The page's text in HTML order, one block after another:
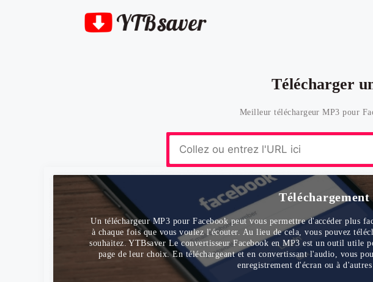
Télécharger
Meilleur téléchargeur MP3 pour
Un téléchargeur MP3 pour Facebook peut vous permettre d'accéder plus
à chaque fois que vous voulez l'écouter. Au lieu de cela, vous pouvez
souhaitez. YTBsaver Le convertisseur Facebook en MP3 est un outil utile
page de leur choix. En téléchargeant et en convertissant l'audio, vous
enregistrement d'écran ou à